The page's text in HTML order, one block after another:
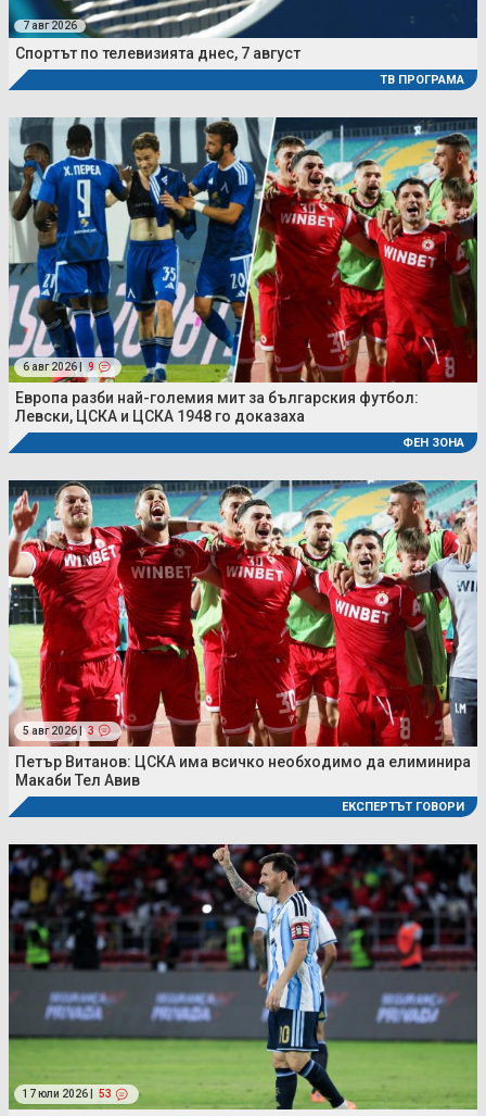
7 авг 2026
Спортът по телевизията днес, 7 август
ТВ ПРОГРАМА
6 авг 2026 | 9
Европа разби най-големия мит за българския футбол:
Левски, ЦСКА и ЦСКА 1948 го доказаха
ФЕН ЗОНА
5 авг 2026 | 3
Петър Витанов: ЦСКА има всичко необходимо да елиминира
Макаби Тел Авив
ЕКСПЕРТЪТ ГОВОРИ
17 юли 2026 | 53